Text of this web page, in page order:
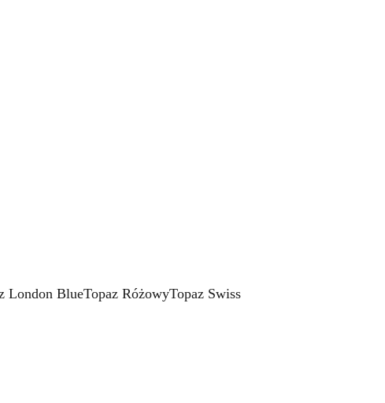
London BlueTopaz RóżowyTopaz Swiss